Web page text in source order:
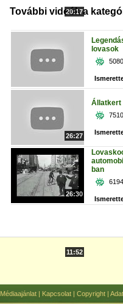
20:17
További videók a
26:27
lovasok
26:30
Állatkert
11:52
ban
Médiaajánlat| Kapcsolat| Copyright|